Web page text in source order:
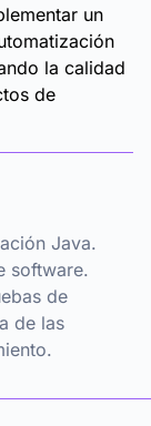
un
la calidad
de
Java.
software.
de
de las